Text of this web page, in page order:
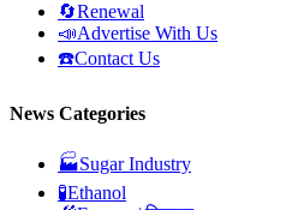
🔄Renewal
📣Advertise With Us
☎️Contact Us
News Categories
🏭Sugar Industry
🧪Ethanol